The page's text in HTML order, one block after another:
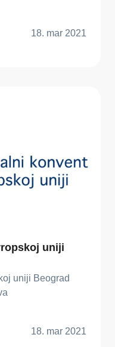
18. mar 2021
uniji
uniji Beograd
18. mar 2021